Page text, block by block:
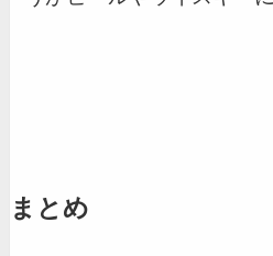
まとめ